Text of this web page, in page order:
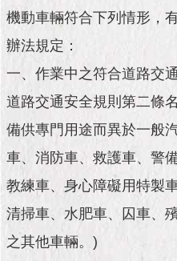
市
府
團
隊
市
公
告
施
政
願
景
機動車輛符合下列情形，
辦法規定：
一、作業中之符合道路交
道路交通安全規則第二條
備供專門用途而異於一般
車、消防車、救護車、警
教練車、身心障礙用特製
清掃車、水肥車、囚車、
之其他車輛。)